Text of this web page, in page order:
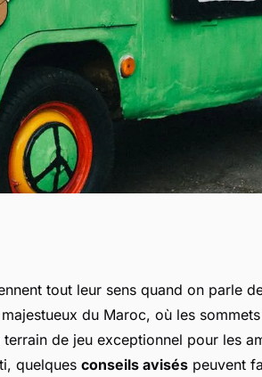
pour
de
tout leur sens quand on parle
du Maroc, où les
de jeu exceptionnel pour les
quelques conseils avisés peuvent